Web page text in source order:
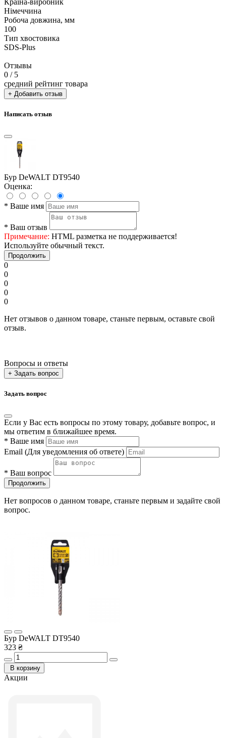
Німеччина
Робоча довжина, мм
100
Тип хвостовика
SDS-Plus
Отзывы
0 / 5
средний рейтинг товара
+ Добавить отзыв
Написать отзыв
Бур DeWALT DT9540
Оценка:
* Ваше имя
* Ваш отзыв
Примечание: HTML разметка не поддерживается!
Используйте обычный текст.
Продолжить
0
0
0
0
0
Нет отзывов о данном товаре, станьте первым, оставьте свой
отзыв.
Вопросы и ответы
+ Задать вопрос
Задать вопрос
Если у Вас есть вопросы по этому товару, добавьте вопрос, и
мы ответим в ближайшее время.
* Ваше имя
Email (Для уведомления об ответе)
* Ваш вопрос
Продолжить
Нет вопросов о данном товаре, станьте первым и задайте свой
вопрос.
Бур DeWALT DT9540
323 ₴
В корзину
Акции